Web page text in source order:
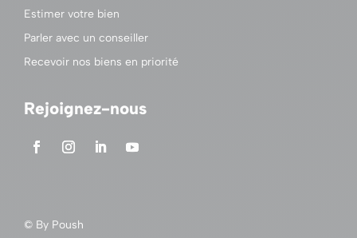
Estimer votre bien
Parler avec un conseiller
Recevoir nos biens en priorité
Rejoignez-nous
© By Poush